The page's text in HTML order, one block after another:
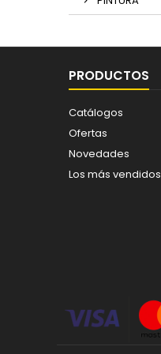
PRODUCTOS
Catálogos
Ofertas
Novedades
Los más vendidos